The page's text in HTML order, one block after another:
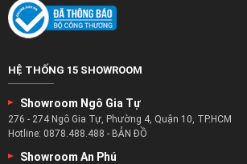
HỆ THỐNG 15 SHOWROOM
Showroom Ngô Gia Tự
276 - 274 Ngô Gia Tự, Phường 4, Quận 10, TP.HCM
Hotline: 0878.488.488 - BẢN ĐỒ
Showroom An Phú